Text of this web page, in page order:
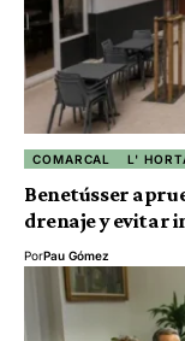
COMARCAL L'
Benetússer
drenaje y evitar
PorPau Gómez